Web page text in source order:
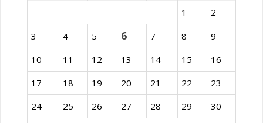
1
2
3 4 5 6 7 8
9
10
11 12 13 14 15
16
17
18 19 20 21 22
23
24
25 26 27 28 29
30